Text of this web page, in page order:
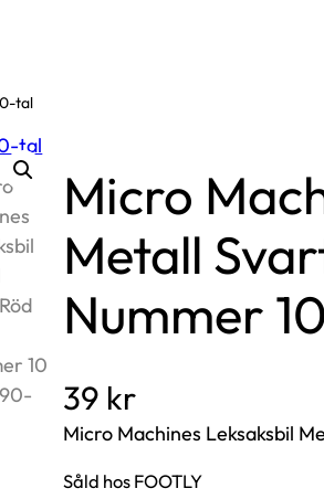
tal
Micro
Metall
Nummer
39 kr
Micro Machines Leksaksbil
Såld hos FOOTLY